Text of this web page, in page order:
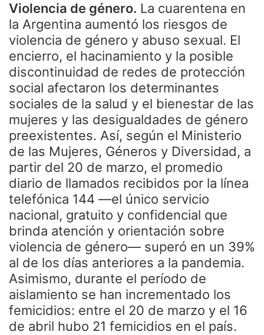
Violencia de género. La cuarentena en
la Argentina aumentó los riesgos de
violencia de género y abuso sexual. El
encierro, el hacinamiento y la posible
discontinuidad de redes de protección
social afectaron los determinantes
sociales de la salud y el bienestar de las
mujeres y las desigualdades de género
preexistentes. Así, según el Ministerio
de las Mujeres, Géneros y Diversidad, a
partir del 20 de marzo, el promedio
diario de llamados recibidos por la línea
telefónica 144 —el único servicio
nacional, gratuito y confidencial que
brinda atención y orientación sobre
violencia de género— superó en un 39%
al de los días anteriores a la pandemia.
Asimismo, durante el período de
aislamiento se han incrementado los
femicidios: entre el 20 de marzo y el 16
de abril hubo 21 femicidios en el país.